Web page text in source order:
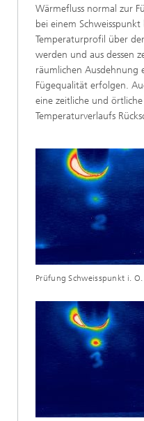
Wärmefluss normal zur
bei einem Schweisspunkt
Temperaturprofil über
werden und aus dessen
räumlichen Ausdehnung
Fügequalität erfolgen.
eine zeitliche und
Temperaturverlaufs
Prüfung Schweisspunkt i. O.